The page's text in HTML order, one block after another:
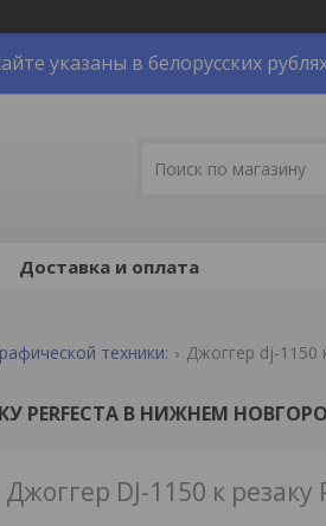
указаны в белорусских
Доставка и оплата
техники: Джоггер dj-1150
PERFECTA В НИЖНЕМ
Джоггер DJ-1150 к